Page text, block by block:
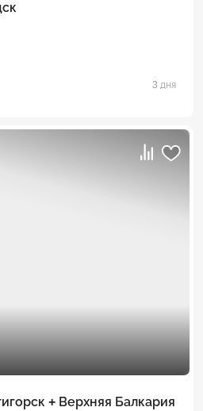
3 дня
+ Верхняя Балкария